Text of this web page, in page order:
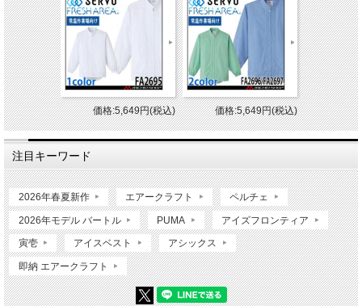
価格:5,649円(税込) 価格:5,649円(税込)
注目キーワード
2026年春夏新作 エアークラフト ペルチェ
2026年モデル バートル PUMA アイズフロンティア
寅壱 アイスベスト アシックス
即納 エアークラフト